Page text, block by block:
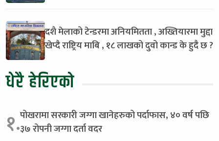
दशै मेलाको टेन्डरमा अनियमितता , अख्तियारमा मुद्दा
खेप्दै राष्ट्रिय माबि , १८ लाखको दुवो कान्ड के हुदै छ ?
धेरै हेरिएको
१.पोखरामा सरकारी जग्गा खानेहरुको पर्दाफास, ४० वर्ष पछि
३७ रोपनी जग्गा दर्ता वदर